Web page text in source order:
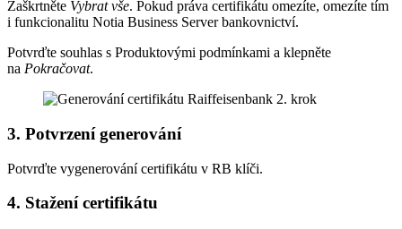
Zaškrtněte Vybrat vše. Pokud práva certifikátu omezíte, omezíte tím
i funkcionalitu Notia Business Server bankovnictví.
Potvrďte souhlas s Produktovými podmínkami a klepněte
na Pokračovat.
3. Potvrzení generování
Potvrďte vygenerování certifikátu v RB klíči.
4. Stažení certifikátu